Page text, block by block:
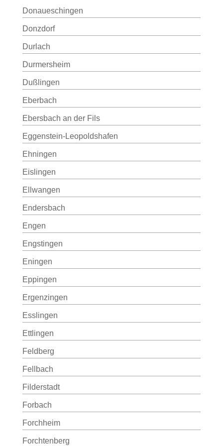
Donaueschingen
Donzdorf
Durlach
Durmersheim
Dußlingen
Eberbach
Ebersbach an der Fils
Eggenstein-Leopoldshafen
Ehningen
Eislingen
Ellwangen
Endersbach
Engen
Engstingen
Eningen
Eppingen
Ergenzingen
Esslingen
Ettlingen
Feldberg
Fellbach
Filderstadt
Forbach
Forchheim
Forchtenberg